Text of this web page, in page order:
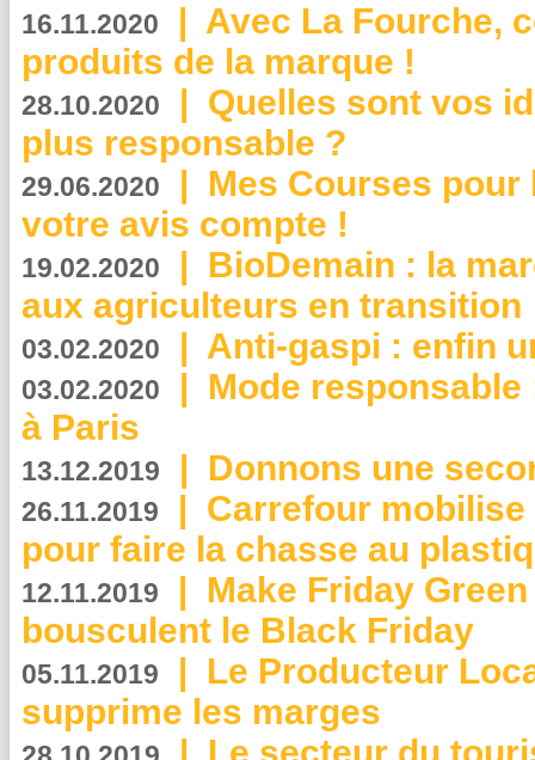
16.11.2020 | Avec La Fourche,
produits de la marque !
28.10.2020 | Quelles sont vos
plus responsable ?
29.06.2020 | Mes Courses pour
votre avis compte !
19.02.2020 | BioDemain : la
aux agriculteurs en transition
03.02.2020 | Anti-gaspi : enfin
03.02.2020 | Mode
à Paris
13.12.2019 | Donnons une
26.11.2019 | Carrefour
pour faire la chasse au
12.11.2019 | Make Friday
bousculent le Black Friday
05.11.2019 | Le Producteur
supprime les marges